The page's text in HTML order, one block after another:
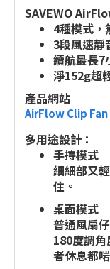
SAVEWO
4種模式，
3段風速靜
續航最長7
淨152g超
產品網站
AirFlow Clip Fan
多用途設計：
手持模式
細細部又
住。
桌面模式
普通風扇
180度調
者休息都